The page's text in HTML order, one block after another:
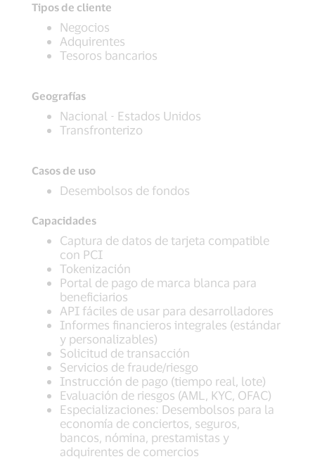
Tipos de cliente
Negocios
Adquirentes
Tesoros bancarios
Geografías
Nacional - Estados Unidos
Transfronterizo
Casos de uso
Desembolsos de fondos
Capacidades
Captura de datos de tarjeta compatible
con PCI
Tokenización
Portal de pago de marca blanca para
beneficiarios
API fáciles de usar para desarrolladores
Informes financieros integrales (estándar
y personalizables)
Solicitud de transacción
Servicios de fraude/riesgo
Instrucción de pago (tiempo real, lote)
Evaluación de riesgos (AML, KYC, OFAC)
Especializaciones: Desembolsos para la
economía de conciertos, seguros,
bancos, nómina, prestamistas y
adquirentes de comercios